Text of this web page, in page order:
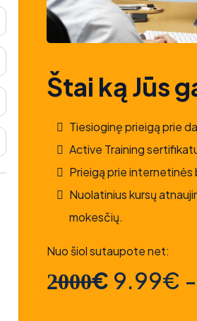
Štai ką Jūs
Tiesioginę prieigą prie
Active Training
Prieigą prie internetinės
Nuolatinius kursų
mokesčių.
Nuo šiol sutaupote net:
2̶0̶0̶0̶€ 9.99€